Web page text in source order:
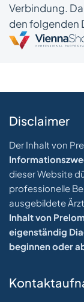
Verbindung.
den folgenden
Disclaimer
Der Inhalt von
dieser Website
professionelle
ausgebildete
Inhalt von
eigenständig
beginnen oder